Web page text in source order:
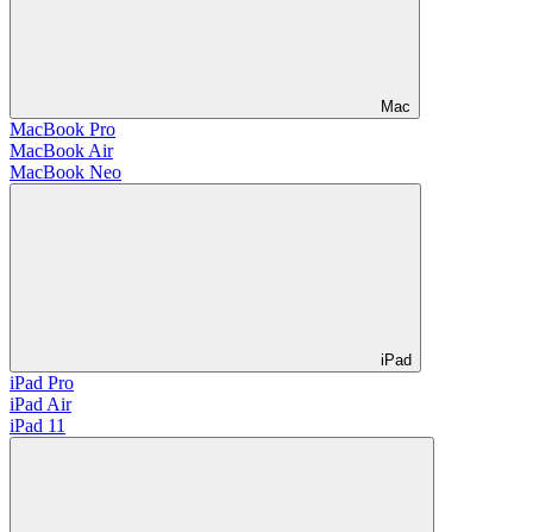
Mac
MacBook Pro
MacBook Air
MacBook Neo
iPad
iPad Pro
iPad Air
iPad 11